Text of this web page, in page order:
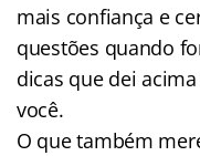
mais confiança e
questões quando
dicas que dei
você.
O que também